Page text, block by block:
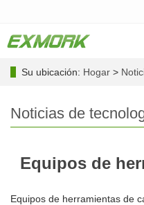
Su ubicación: Hogar >
Noticias de
Equipos de
Equipos de herramientas de